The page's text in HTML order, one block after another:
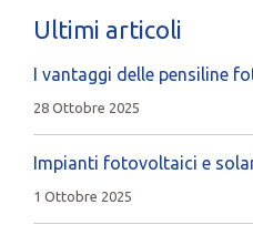
Ultimi articoli
I vantaggi delle pensiline
28 Ottobre 2025
Impianti fotovoltaici e
1 Ottobre 2025